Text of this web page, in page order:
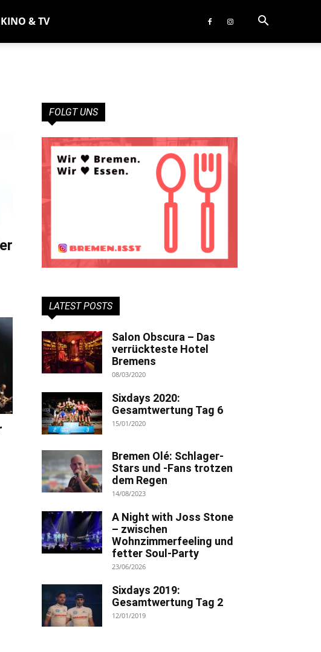
KINO & TV
FOLGT UNS
LATEST POSTS
Salon Obscura – Das
verrückteste Hotel
Bremens
08/03/2020
Sixdays 2020:
Gesamtwertung Tag 6
15/01/2020
Bremen Olé: Schlager-
Stars und -Fans trotzen
dem Regen
14/08/2023
A Night with Joss Stone
– zwischen
Wohnzimmerfeeling und
fetter Soul-Party
23/06/2026
Sixdays 2019:
Gesamtwertung Tag 2
12/01/2019